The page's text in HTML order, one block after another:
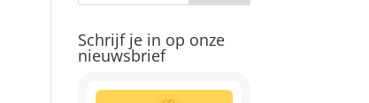
Schrijf je in op onze
nieuwsbrief